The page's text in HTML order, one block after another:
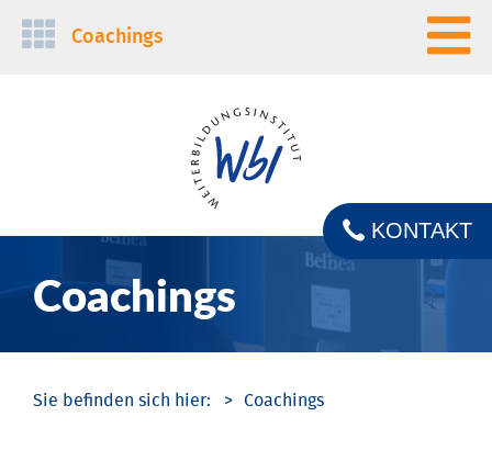
Navigation
Coachings
Coachings
KONTAKT
Coachings